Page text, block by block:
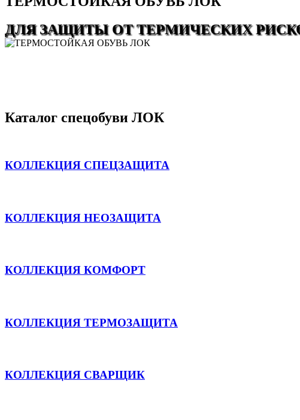
ДЛЯ ЗАЩИТЫ ОТ ТЕРМИЧЕСКИХ
Каталог спецобуви ЛОК
КОЛЛЕКЦИЯ СПЕЦЗАЩИТА
КОЛЛЕКЦИЯ НЕОЗАЩИТА
КОЛЛЕКЦИЯ КОМФОРТ
КОЛЛЕКЦИЯ ТЕРМОЗАЩИТА
КОЛЛЕКЦИЯ СВАРЩИК